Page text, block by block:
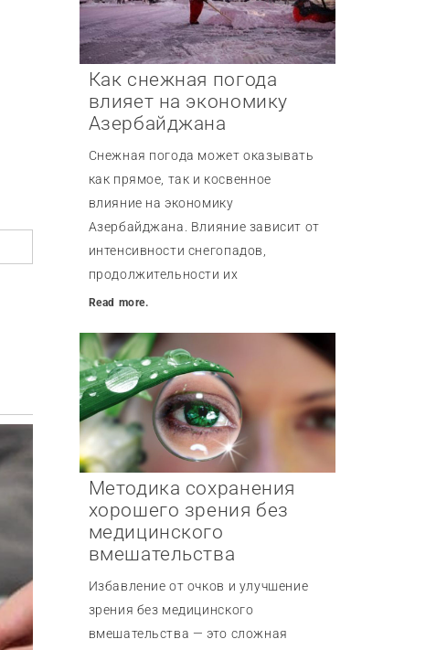
Как снежная погода
влияет на экономику
Азербайджана
Снежная погода может оказывать
как прямое, так и косвенное
влияние на экономику
Азербайджана. Влияние зависит от
интенсивности снегопадов,
продолжительности их
Read more.
Методика сохранения
хорошего зрения без
медицинского
вмешательства
Избавление от очков и улучшение
зрения без медицинского
вмешательства — это сложная